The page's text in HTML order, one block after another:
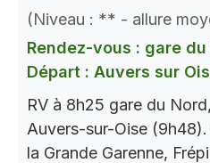
(Niveau : ** - allure
Rendez-vous : gare du
Départ : Auvers sur
RV à 8h25 gare du
Auvers-sur-Oise
la Grande Garenne,